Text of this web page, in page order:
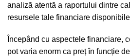
analiză atentă a raportului dintre
resursele tale financiare
Începând cu aspectele financiare,
pot varia enorm ca preț în funcție